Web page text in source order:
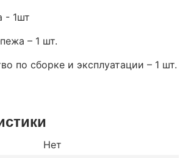
- 1шт
– 1 шт.
по сборке и эксплуатации – 1 шт.
Нет